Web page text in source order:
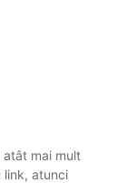
mai mult
link, atunci